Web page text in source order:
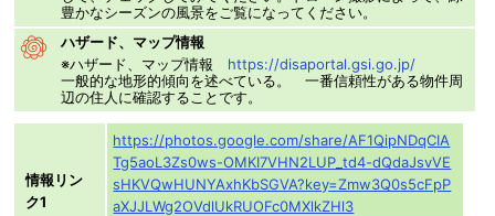
豊かなシーズンの風景をご覧になってください。
ハザード、マップ情報
※ハザード、マップ情報 https://disaportal.gsi.go.jp/
一般的な地形的傾向を述べている。 一番信頼性がある物件周
辺の住人に確認することです。
情報リン
ク1
https://photos.google.com/share/AF1QipNDqCIA
Tg5aoL3Zs0ws-OMKI7VHN2LUP_td4-dQdaJsvVE
sHKVQwHUNYAxhKbSGVA?key=Zmw3Q0s5cFpP
aXJJLWg2OVdlUkRUOFc0MXlkZHl3